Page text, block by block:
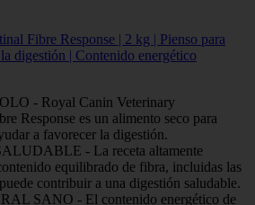
Fibre Response | 2 kg | Pienso para
digestión | Contenido energético
- Royal Canin Veterinary
Response es un alimento seco para
a favorecer la digestión.
- La receta altamente
equilibrado de fibra, incluidas las
contribuir a una digestión saludable.
SANO - El contenido energético de